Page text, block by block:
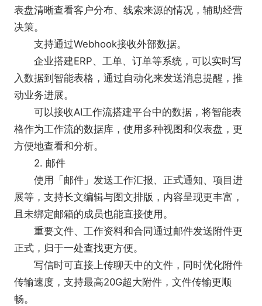
表盘清晰查看客户分布、线索来源的情况，辅助经营
决策。
支持通过Webhook接收外部数据。
企业搭建ERP、工单、订单等系统，可以实时写
入数据到智能表格，通过自动化来发送消息提醒，推
动业务进展。
可以接收AI工作流搭建平台中的数据，将智能表
格作为工作流的数据库，使用多种视图和仪表盘，更
方便地查看和分析。
2. 邮件
使用「邮件」发送工作汇报、正式通知、项目进
展等，支持长文编辑与图文排版，内容呈现更丰富，
且未绑定邮箱的成员也能直接使用。
重要文件、工作资料和合同通过邮件发送附件更
正式，归于一处查找更方便。
写信时可直接上传聊天中的文件，同时优化附件
传输速度，支持最高20G超大附件，文件传输更顺
畅。